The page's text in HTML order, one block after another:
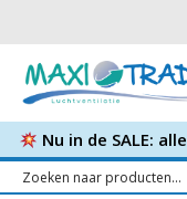
Nu in de SALE: alle